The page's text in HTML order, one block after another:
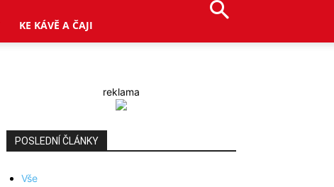
KE KÁVĚ A ČAJI
reklama
POSLEDNÍ ČLÁNKY
Vše